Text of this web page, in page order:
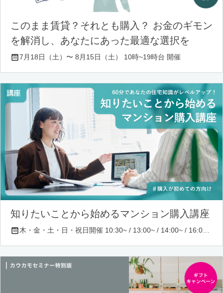
このまま賃貸？それとも購入？ お金のギモン
を解消し、あなたにあった最適な選択を
7月18日（土）〜 8月15日（土） 10時~19時台 開催
知りたいことから始めるマンション購入講座
木・金・土・日・祝日開催 10:30~ / 13:00~ / 14:00~ / 16:00~ / 17:00~/ 18:30~/ 19:30~